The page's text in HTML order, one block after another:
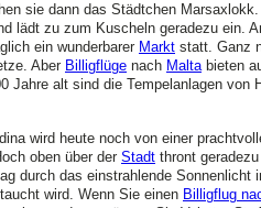
sie dann das Städtchen
lädt zu zum Kuscheln geradezu ein.
ein wunderbarer Markt statt. Ganz
Aber Billigflüge nach Maltabieten
Jahre alt sind die Tempelanlagen von
wird heute noch von einer
oben über der Stadt thront
durch das einstrahlende Sonnenlicht
wird. Wenn Sie einen Billigflug